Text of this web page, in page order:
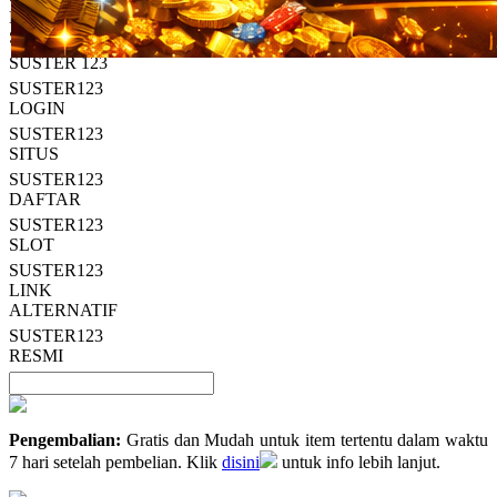
Read
13
Reviews.
Tautan
halaman
yang
sama.
HT OFFICIAL
SUSTER123
SUSTER 123
SUSTER123
LOGIN
SUSTER123
SITUS
SUSTER123
DAFTAR
SUSTER123
SLOT
SUSTER123
LINK
ALTERNATIF
SUSTER123
RESMI
Pengembalian: Gratis dan Mudah untuk item tertentu dalam waktu
7 hari setelah pembelian. Klik disini untuk info lebih lanjut.